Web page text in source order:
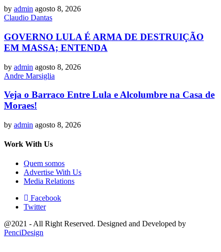
by admin agosto 8, 2026
Claudio Dantas
GOVERNO LULA É ARMA DE DESTRUIÇÃO
EM MASSA; ENTENDA
by admin agosto 8, 2026
Andre Marsiglia
Veja o Barraco Entre Lula e Alcolumbre na Casa de
Moraes!
by admin agosto 8, 2026
Work With Us
Quem somos
Advertise With Us
Media Relations
Facebook
Twitter
@2021 - All Right Reserved. Designed and Developed by
PenciDesign